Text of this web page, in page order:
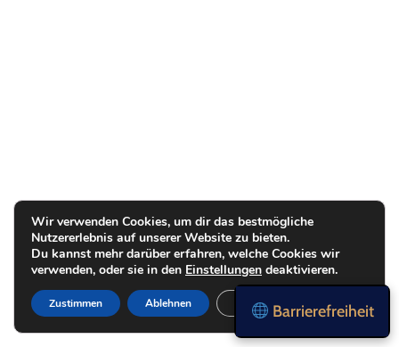
Barrierefreiheit
Wir verwenden Cookies, um dir das bestmögliche
Nutzererlebnis auf unserer Website zu bieten.
Du kannst mehr darüber erfahren, welche Cookies wir
verwenden, oder sie in den Einstellungen deaktivieren.
Zustimmen Ablehnen Einstellungen